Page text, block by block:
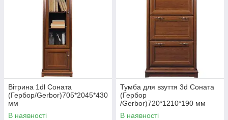
Вітрина 1dl Соната
(Гербор/Gerbor)705*2045*430
мм
В наявності
Тумба для взуття 3d Соната
(Гербор
/Gerbor)720*1210*190 мм
В наявності